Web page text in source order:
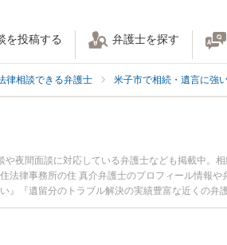
を投稿する 弁護士を探す
律相談できる弁護士 米子市で相続・遺言に強
夜間面談に対応している弁護士なども掲載中。
法律事務所の住 真介弁護士のプロフィール情報
』『遺留分のトラブル解決の実績豊富な近くの
おすすめです。